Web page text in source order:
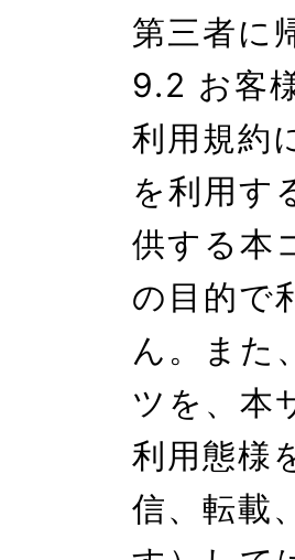
第三者に
9.2 お客
利用規約
を利用す
供する本
の目的で
ん。また
ツを、本
利用態様
信、転載